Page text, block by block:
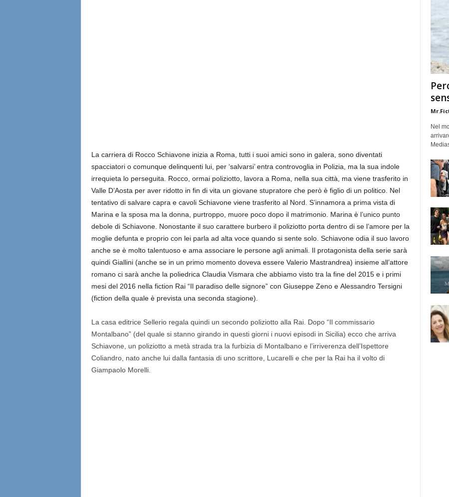
La carriera di Rocco Schiavone inizia a Roma, tutti i suoi amici sono in galera, sono diventati
spacciatori o comunque delinquenti lui, per ‘salvarsi’ entra controvoglia in Polizia, ma la sua indole
irrequieta lo perseguita. Rocco, ormai poliziotto, lavora a Roma, nella sua città, ma viene trasferito in
Valle D’Aosta per aver ridotto in fin di vita un giovane stupratore che però è figlio di un politico. Nel
tentativo di salvare capra e cavoli Schiavone viene trasferito al Nord. S’innamora a prima vista di
Marina e la sposa ma la donna, purtroppo, muore poco dopo il matrimonio. Marina è l’unico punto
debole di Schiavone. Nonostante il suo carattere burbero il poliziotto porta dentro di se l’amore per la
moglie defunta e proprio con lei parla ad alta voce quando si sente solo. Schiavone odia il suo lavoro
anche se è molto talentuoso e ama associare le persone agli animali. Il protagonista della serie sarà
quindi Giallini (anche se in un primo momento doveva essere Valerio Mastrandrea) insieme all’attore
romano ci sarà anche la poliedrica Claudia Vismara che abbiamo visto tra la fine del 2015 e i primi
mesi del 2016 nella fiction Rai “Il paradiso delle signore” con Giuseppe Zeno e Alessandro Tersigni
(fiction della quale è prevista una seconda stagione).
La casa editrice Sellerio regala quindi un secondo poliziotto alla Rai. Dopo “Il commissario
Montalbano” (del quale si stanno girando in questi giorni i nuovi episodi in Sicilia) ecco che arriva
Schiavone, un poliziotto a metà strada tra la furbizia di Montalbano e l’irriverenza dell’Ispettore
Coliandro, nato anche lui dalla fantasia di uno scrittore, Lucarelli e che per la Rai ha il volto di
Giampaolo Morelli.
Nel